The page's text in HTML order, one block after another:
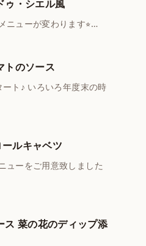
ゥ・シエル風
ニューが変わります⭐︎…
トのソース
ト♪ いろいろ年度末の時
ルキャベツ
ューをご用意致しました
ス 菜の花のディップ添